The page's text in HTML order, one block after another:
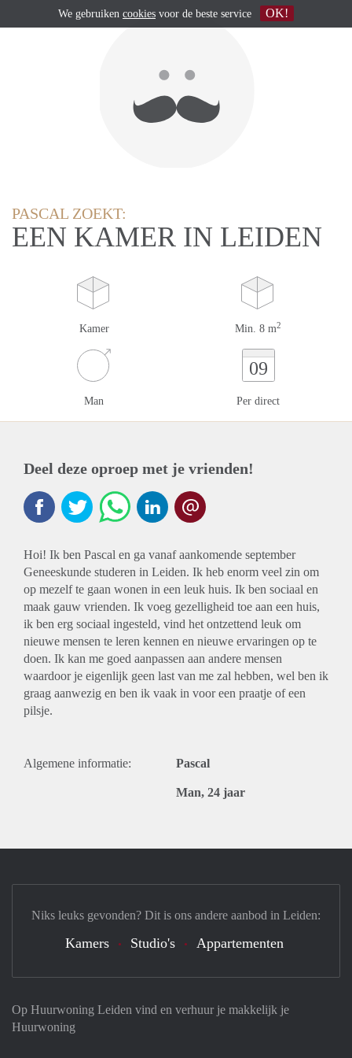
PASCAL ZOEKT:
EEN KAMER IN LEIDEN
Kamer Min. 8 m2
Man
09
Per direct
Deel deze oproep met je vrienden!
Hoi! Ik ben Pascal en ga vanaf aankomende september
Geneeskunde studeren in Leiden. Ik heb enorm veel zin om
op mezelf te gaan wonen in een leuk huis. Ik ben sociaal en
maak gauw vrienden. Ik voeg gezelligheid toe aan een huis,
ik ben erg sociaal ingesteld, vind het ontzettend leuk om
nieuwe mensen te leren kennen en nieuwe ervaringen op te
doen. Ik kan me goed aanpassen aan andere mensen
waardoor je eigenlijk geen last van me zal hebben, wel ben ik
graag aanwezig en ben ik vaak in voor een praatje of een
pilsje.
Algemene informatie: Pascal
Man, 24 jaar
Op Huurwoning Leiden vind en verhuur je makkelijk je
Huurwoning
Niks leuks gevonden? Dit is ons andere aanbod in Leiden:
Kamers Studio's Appartementen
We gebruiken cookies voor de beste service OK!